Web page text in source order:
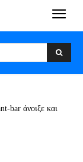
bar άνοιξε και